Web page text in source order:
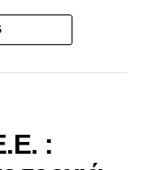
για το βιβλίο
Την
συγκάλυψης
ελέγχεται ο
και
: